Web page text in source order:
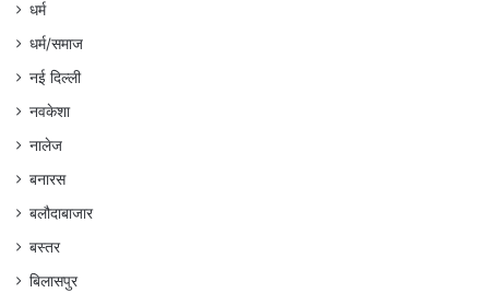
धर्म
धर्म/समाज
नई दिल्ली
नवकेशा
नालेज
बनारस
बलौदाबाजार
बस्तर
बिलासपुर